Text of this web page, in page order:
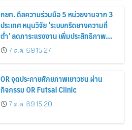
กยท. ดีลความร่วมมือ 5 หน่วยงานจาก 3
ประเทศ หนุนวิจัย ‘ระบบกรีดยางความถี่
ต่ำ’ ลดภาระแรงงาน เพิ่มประสิทธิภาพ
การจัดการสวนยาง เสริมคุณภาพผลผลิต
ยาง
7 ส.ค. 69 15:27
OR จุดประกายศักยภาพเยาวชน ผ่าน
กิจกรรม OR Futsal Clinic
7 ส.ค. 69 15:20